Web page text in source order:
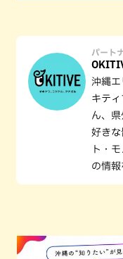
パート
沖縄エ
キテ
ん、
好きな
ト・
の情報